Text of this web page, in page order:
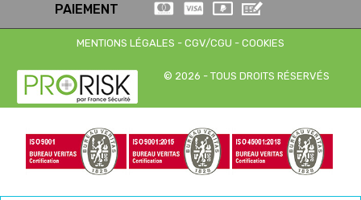
PAIEMENT
MENTIONS LÉGALES - CGV/CGU - COOKIES
© 2026 - TOUS DROITS RÉSERVÉS